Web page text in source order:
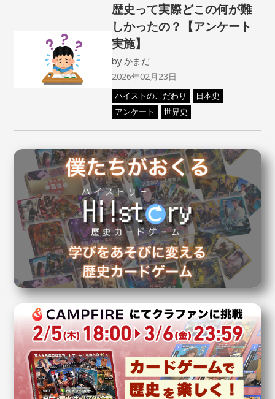
歴史って実際どこの何が難
しかったの？【アンケート
実施】
byかまだ
2026年02月23日
ハイストのこだわり
日本史
アンケート
世界史